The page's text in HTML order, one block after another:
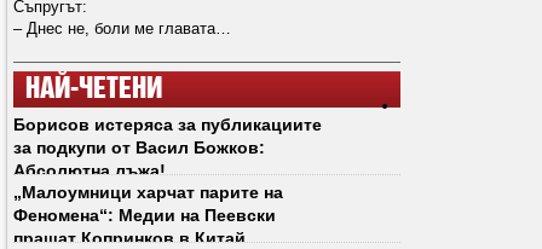
Съпругът:
– Днес не, боли ме главата…
НАЙ-ЧЕТЕНИ
Борисов истеряса за публикациите
за подкупи от Васил Божков:
Абсолютна лъжа!
„Малоумници харчат парите на
Феномена“: Медии на Пеевски
пращат Копринков в Китай